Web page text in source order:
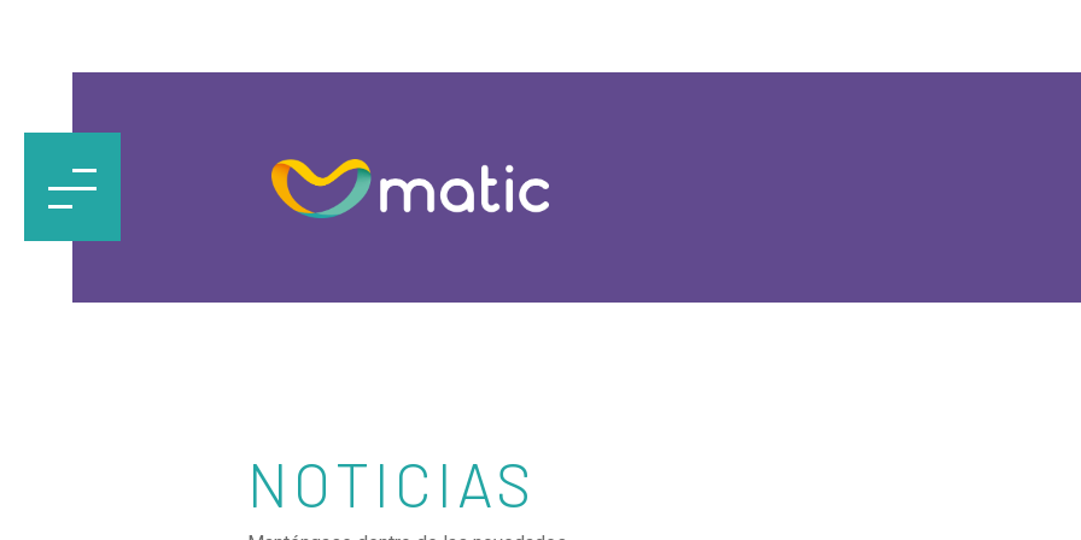
NOTICIAS